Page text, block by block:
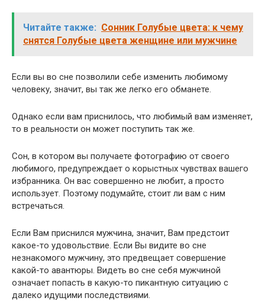
Читайте также: Сонник Голубые цвета: к чему
снятся Голубые цвета женщине или мужчине
Если вы во сне позволили себе изменить любимому
человеку, значит, вы так же легко его обманете.
Однако если вам приснилось, что любимый вам изменяет,
то в реальности он может поступить так же.
Сон, в котором вы получаете фотографию от своего
любимого, предупреждает о корыстных чувствах вашего
избранника. Он вас совершенно не любит, а просто
использует. Поэтому подумайте, стоит ли вам с ним
встречаться.
Если Вам приснился мужчина, значит, Вам предстоит
какое-то удовольствие. Если Вы видите во сне
незнакомого мужчину, это предвещает совершение
какой-то авантюры. Видеть во сне себя мужчиной
означает попасть в какую-то пикантную ситуацию с
далеко идущими последствиями.